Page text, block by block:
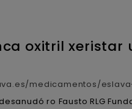
oxitril
medicamentos/
ro Fausto RLG